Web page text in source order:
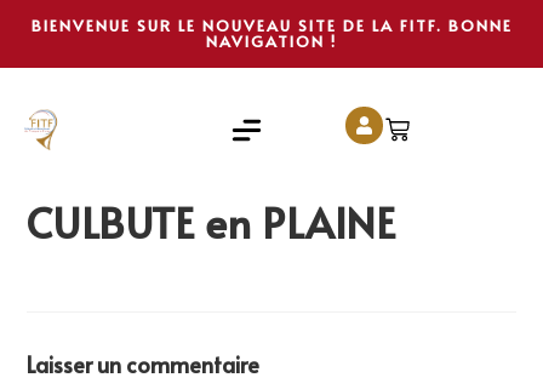
BIENVENUE SUR LE NOUVEAU SITE DE LA FITF. BONNE
NAVIGATION !
CULBUTE en PLAINE
Laisser un commentaire